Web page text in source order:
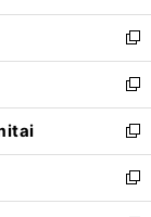
開
く
ウ
で
開
く
ウ
ィ
ン
ド
ウ
で
開
く
し
い
ウ
ィ
ン
ド
ウ
で
開
新
し
い
ウ
ィ
ン
ド
ウ
新
し
い
ウ
ィ
ン
新
し
い
ウ
新
し